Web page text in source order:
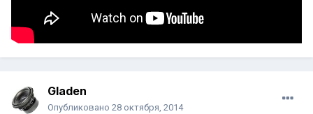
Gladen
Опубликовано 28 октября, 2014